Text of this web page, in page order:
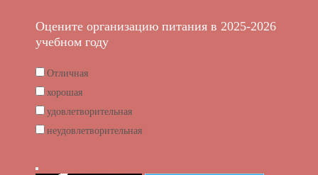
Оцените организацию питания в 2025-2026
учебном году
Отличная
хорошая
удовлетворительная
неудовлетворительная